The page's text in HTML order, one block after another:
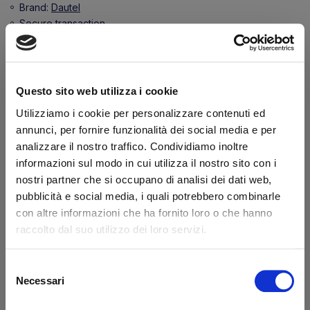
Questo sito web utilizza i cookie
Utilizziamo i cookie per personalizzare contenuti ed
annunci, per fornire funzionalità dei social media e per
analizzare il nostro traffico. Condividiamo inoltre
informazioni sul modo in cui utilizza il nostro sito con i
nostri partner che si occupano di analisi dei dati web,
pubblicità e social media, i quali potrebbero combinarle
con altre informazioni che ha fornito loro o che hanno
raccolto dal suo utilizzo dei loro servizi.
delNecessari
Brand: Dautel
Secure transaction
Do you have a VAT number?
Features
Diameter 1 (mm)
40
Force (N)
1800
Length (mm)
440
What they say about us